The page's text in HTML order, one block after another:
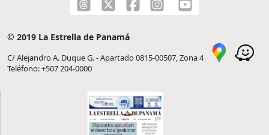
© 2019 La Estrella de Panamá
C/ Alejandro A. Duque G. - Apartado 0815-00507, Zona 4
Teléfono: +507 204-0000